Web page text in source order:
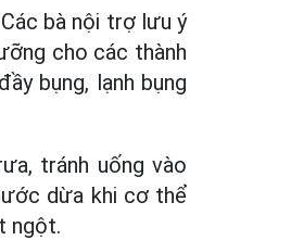
bà nội trợ lưu ý
cho các thành
bụng, lạnh bụng
tránh uống vào
dừa khi cơ thể
ngột.